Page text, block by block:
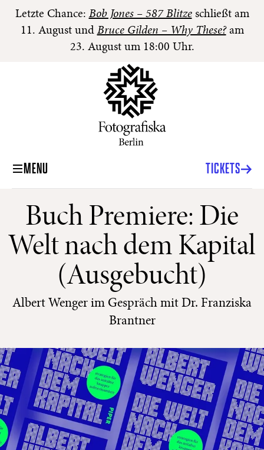
Letzte Chance: Bob Jones – 587 Blitzeschließt am
11. August und Bruce Gilden – Why These?am
23. August um 18:00 Uhr.
MENU TICKETS
Buch Premiere: Die
Welt nach dem Kapital
(Ausgebucht)
Albert Wenger im Gespräch mit Dr. Franziska
Brantner